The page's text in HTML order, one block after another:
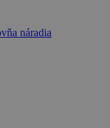
náradia